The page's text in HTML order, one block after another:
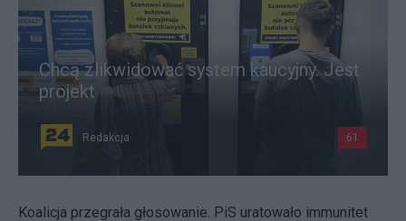
Chcą zlikwidować system kaucyjny. Jest
projekt
Redakcja 61
Koalicja przegrała głosowanie. PiS uratowało immunitet